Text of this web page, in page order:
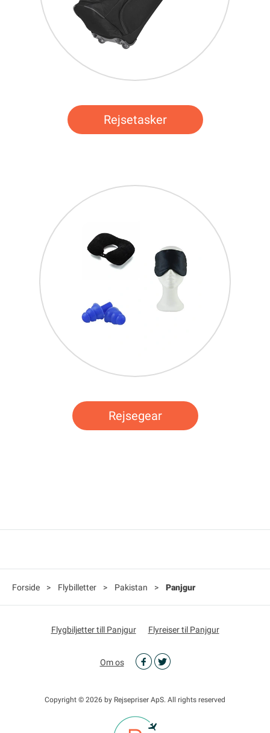
Rejsetasker
Rejsegear
Forside > Flybilletter > Pakistan > Panjgur
Flygbiljetter till Panjgur Flyreiser til Panjgur
Om os
Copyright © 2026 by Rejsepriser ApS. All rights reserved